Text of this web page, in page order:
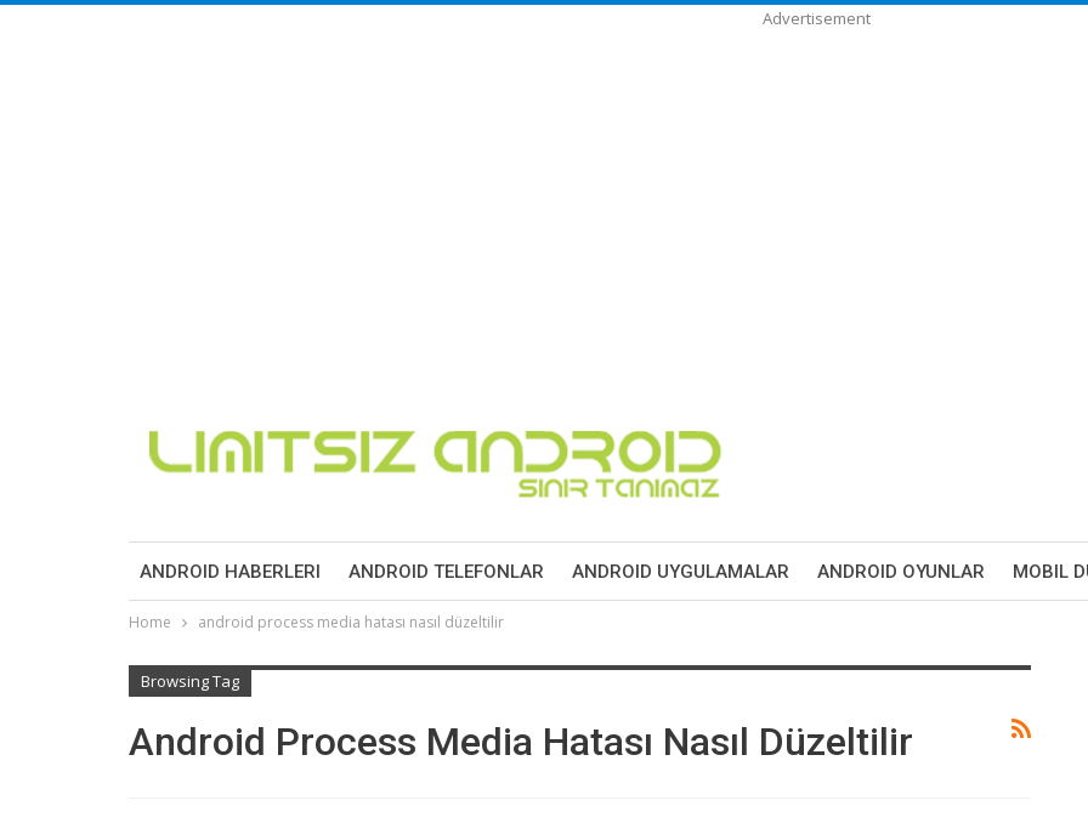
Advertisement
ANDROID HABERLERI ANDROID TELEFONLAR ANDROID UYGULAMALAR ANDROID OYUNLAR MOBIL
Home android process media hatası nasıl düzeltilir
Browsing Tag
Android Process Media Hatası Nasıl Düzeltilir